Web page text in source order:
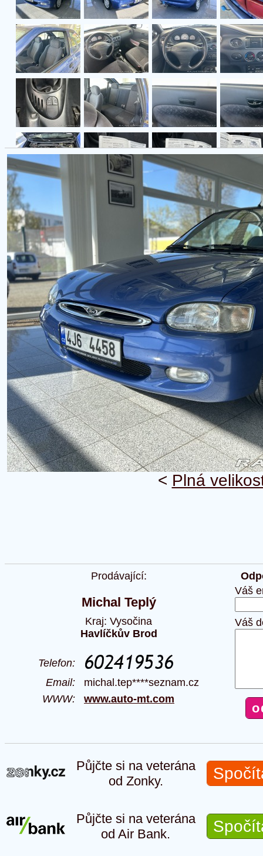
< Plná
Prodávající:
Michal Teplý
Kraj: Vysočina
Havlíčkův Brod
Telefon:
Email: michal.tep****seznam.cz
WWW: www.auto-mt.com
Váš
Váš
Půjčte si na veterána
od Zonky.
Půjčte si na veterána
od Air Bank.